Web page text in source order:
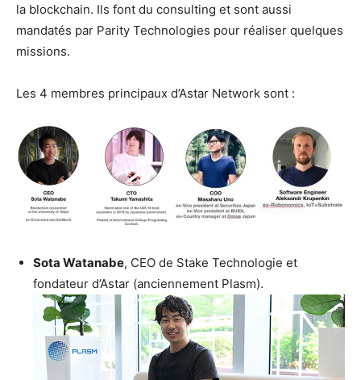
la blockchain. Ils font du consulting et sont aussi
mandatés par Parity Technologies pour réaliser quelques
missions.
Les 4 membres principaux d’Astar Network sont :
Sota Watanabe, CEO de Stake Technologie et
fondateur d’Astar (anciennement Plasm).